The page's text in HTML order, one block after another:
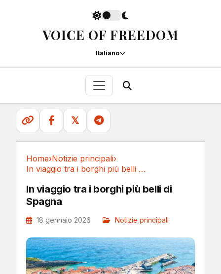
VOICE OF FREEDOM
Italiano
𝕏
Home›Notizie principali›
In viaggio tra i borghi più belli di Spagna
In viaggio tra i borghi più belli di
Spagna
18 gennaio 2026 Notizie principali